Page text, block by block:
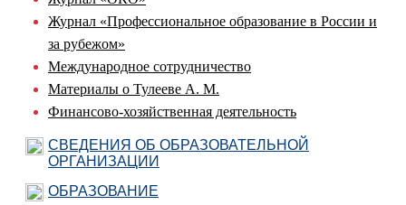
Журнал «Профессиональное образование в России и
за рубежом»
Международное сотрудничество
Материалы о Тулееве А. М.
Финансово-хозяйственная деятельность
СВЕДЕНИЯ ОБ ОБРАЗОВАТЕЛЬНОЙ
ОРГАНИЗАЦИИ
ОБРАЗОВАНИЕ